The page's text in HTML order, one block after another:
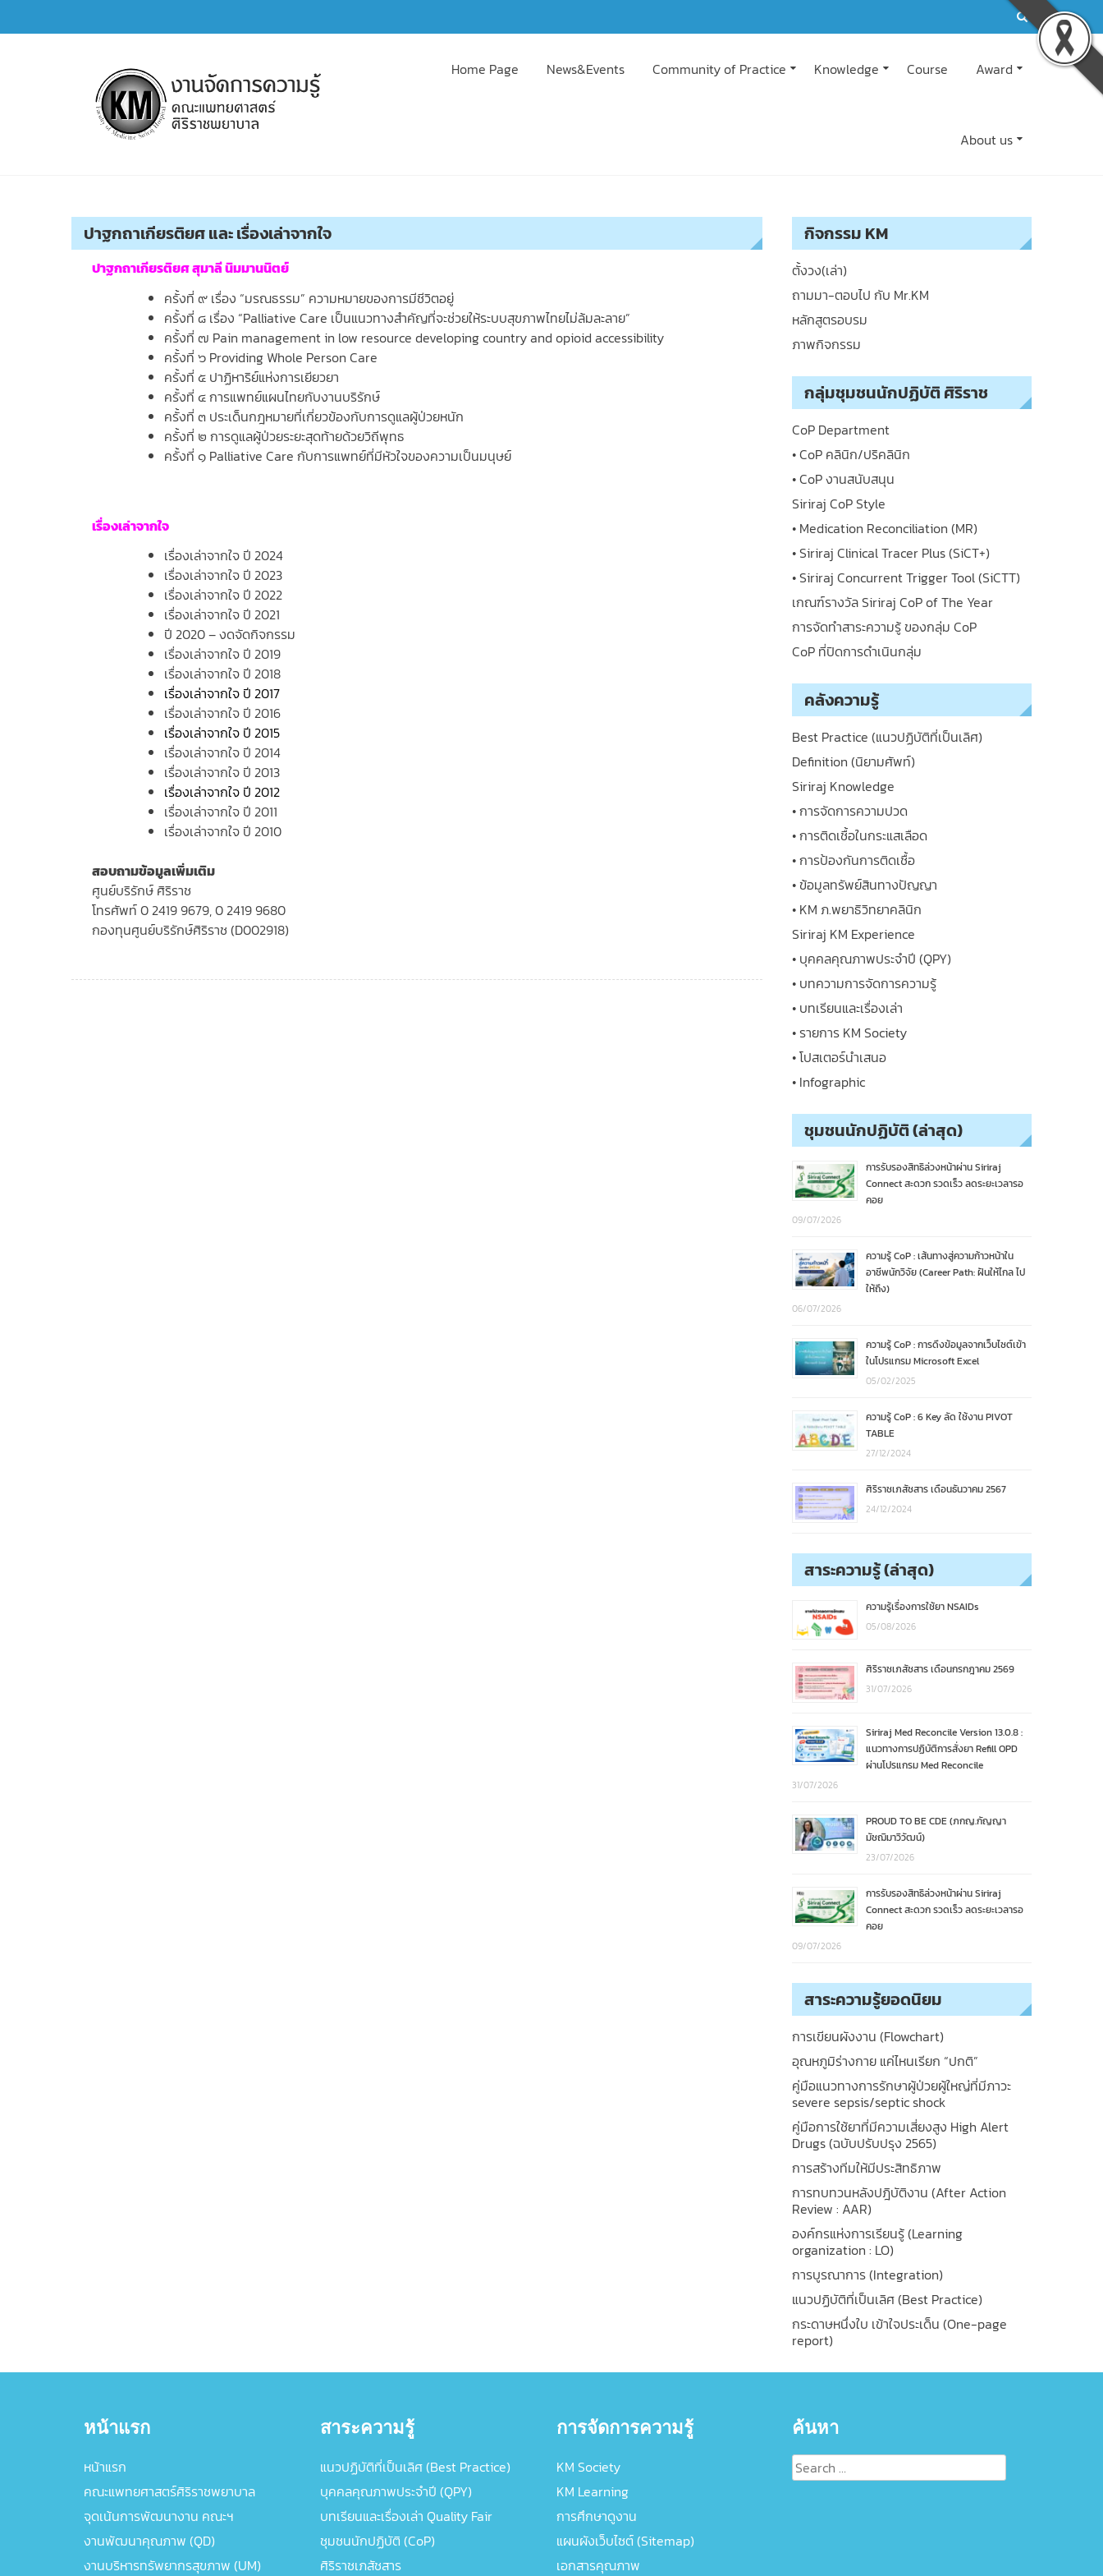
to
Home Page News&Events Community of Practice Knowledge Course Award
About us
ปาฐกถาเกียรติยศ และ เรื่องเล่าจากใจ
ปาฐกถาเกียรติยศ สุมาลี นิมมานนิตย์
ครั้งที่ ๙ เรื่อง “มรณธรรม” ความหมายของการมีชีวิตอยู่
ครั้งที่ ๘ เรื่อง “Palliative Care เป็นแนวทางสำคัญที่จะช่วยให้ระบบสุขภาพไทยไม่ล้มละลาย”
ครั้งที่ ๗ Pain management in low resource developing country and opioid accessibility
ครั้งที่ ๖ Providing Whole Person Care
ครั้งที่ ๕ ปาฏิหาริย์แห่งการเยียวยา
ครั้งที่ ๔ การแพทย์แผนไทยกับงานบริรักษ์
ครั้งที่ ๓ ประเด็นกฎหมายที่เกี่ยวข้องกับการดูแลผู้ป่วยหนัก
ครั้งที่ ๒ การดูแลผู้ป่วยระยะสุดท้ายด้วยวิถีพุทธ
ครั้งที่ ๑ Palliative Care กับการแพทย์ที่มีหัวใจของความเป็นมนุษย์
เรื่องเล่าจากใจ
เรื่องเล่าจากใจ ปี 2024
เรื่องเล่าจากใจ ปี 2023
เรื่องเล่าจากใจ ปี 2022
เรื่องเล่าจากใจ ปี 2021
ปี 2020 – งดจัดกิจกรรม
เรื่องเล่าจากใจ ปี 2019
เรื่องเล่าจากใจ ปี 2018
เรื่องเล่าจากใจ ปี 2017
เรื่องเล่าจากใจ ปี 2016
เรื่องเล่าจากใจ ปี 2015
เรื่องเล่าจากใจ ปี 2014
เรื่องเล่าจากใจ ปี 2013
เรื่องเล่าจากใจ ปี 2012
เรื่องเล่าจากใจ ปี 2011
เรื่องเล่าจากใจ ปี 2010
สอบถามข้อมูลเพิ่มเติม
ศูนย์บริรักษ์ ศิริราช
โทรศัพท์ 0 2419 9679, 0 2419 9680
กองทุนศูนย์บริรักษ์ศิริราช (D002918)
กิจกรรม KM
ตั้งวง(เล่า)
ถามมา-ตอบไป กับ Mr.KM
หลักสูตรอบรม
ภาพกิจกรรม
กลุ่มชุมชนนักปฏิบัติ ศิริราช
CoP Department
• CoP คลินิก/ปริคลินิก
• CoP งานสนับสนุน
Siriraj CoP Style
• Medication Reconciliation (MR)
• Siriraj Clinical Tracer Plus (SiCT+)
• Siriraj Concurrent Trigger Tool (SiCTT)
เกณฑ์รางวัล Siriraj CoP of The Year
การจัดทำสาระความรู้ ของกลุ่ม CoP
CoP ที่ปิดการดำเนินกลุ่ม
คลังความรู้
Best Practice (แนวปฏิบัติที่เป็นเลิศ)
Definition (นิยามศัพท์)
Siriraj Knowledge
• การจัดการความปวด
• การติดเชื้อในกระแสเลือด
• การป้องกันการติดเชื้อ
• ข้อมูลทรัพย์สินทางปัญญา
• KM ภ.พยาธิวิทยาคลินิก
Siriraj KM Experience
• บุคคลคุณภาพประจำปี (QPY)
• บทความการจัดการความรู้
• บทเรียนและเรื่องเล่า
• รายการ KM Society
• โปสเตอร์นำเสนอ
• Infographic
ชุมชนนักปฏิบัติ (ล่าสุด)
การรับรองสิทธิล่วงหน้าผ่าน Siriraj
Connect สะดวก รวดเร็ว ลดระยะเวลารอ
คอย
09/07/2026
ความรู้ CoP : เส้นทางสู่ความก้าวหน้าใน
อาชีพนักวิจัย (Career Path: ฝันให้ไกล ไป
ให้ถึง)
06/07/2026
ความรู้ CoP : การดึงข้อมูลจากเว็บไซต์เข้า
ในโปรแกรม Microsoft Excel
05/02/2025
ความรู้ CoP : 6 Key ลัด ใช้งาน PIVOT
TABLE
27/12/2024
ศิริราชเภสัชสาร เดือนธันวาคม 2567
24/12/2024
สาระความรู้ (ล่าสุด)
ความรู้เรื่องการใช้ยา NSAIDs
05/08/2026
ศิริราชเภสัชสาร เดือนกรกฎาคม 2569
31/07/2026
Siriraj Med Reconcile Version 13.0.8 :
แนวทางการปฏิบัติการสั่งยา Refill OPD
ผ่านโปรแกรม Med Reconcile
31/07/2026
PROUD TO BE CDE (ภกญ.กัญญา
มัชฌิมาวิวัฒน์)
23/07/2026
การรับรองสิทธิล่วงหน้าผ่าน Siriraj
Connect สะดวก รวดเร็ว ลดระยะเวลารอ
คอย
09/07/2026
สาระความรู้ยอดนิยม
การเขียนผังงาน (Flowchart)
อุณหภูมิร่างกาย แค่ไหนเรียก “ปกติ”
คู่มือแนวทางการรักษาผู้ป่วยผู้ใหญ่ที่มีภาวะ
severe sepsis/septic shock
คู่มือการใช้ยาที่มีความเสี่ยงสูง High Alert
Drugs (ฉบับปรับปรุง 2565)
การสร้างทีมให้มีประสิทธิภาพ
การทบทวนหลังปฎิบัติงาน (After Action
Review : AAR)
องค์กรแห่งการเรียนรู้ (Learning
organization : LO)
การบูรณาการ (Integration)
แนวปฏิบัติที่เป็นเลิศ (Best Practice)
กระดาษหนึ่งใบ เข้าใจประเด็น (One-page
report)
หน้าแรก
หน้าแรก
คณะแพทยศาสตร์ศิริราชพยาบาล
จุดเน้นการพัฒนางาน คณะฯ
งานพัฒนาคุณภาพ (QD)
งานบริหารทรัพยากรสุขภาพ (UM)
สาระความรู้
แนวปฏิบัติที่เป็นเลิศ (Best Practice)
บุคคลคุณภาพประจำปี (QPY)
บทเรียนและเรื่องเล่า Quality Fair
ชุมชนนักปฏิบัติ (CoP)
ศิริราชเภสัชสาร
การจัดการความรู้
KM Society
KM Learning
การศึกษาดูงาน
แผนผังเว็บไซต์ (Sitemap)
เอกสารคุณภาพ
ค้นหา
Search
for: